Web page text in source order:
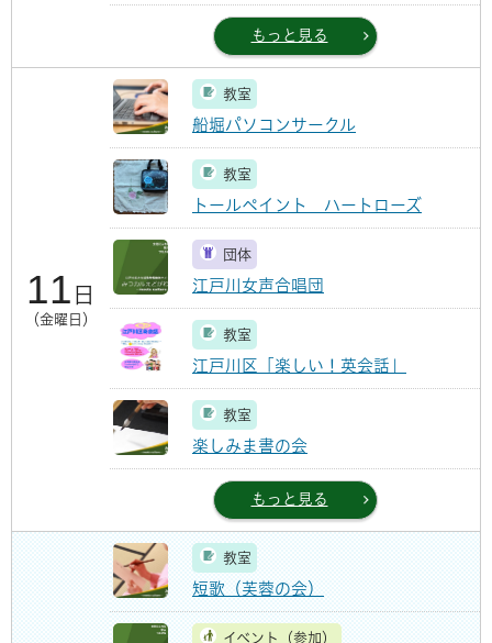
もっと見る
11 日
（金曜日）
教室
船堀パソコンサークル
教室
トールペイント ハートローズ
団体
江戸川女声合唱団
教室
江戸川区「楽しい！英会話」
教室
楽しみま書の会
もっと見る
教室
短歌（芙蓉の会）
イベント（参加）